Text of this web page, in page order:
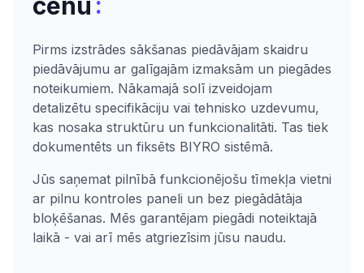
cenu
Pirms izstrādes sākšanas piedāvājam skaidru
piedāvājumu ar galīgajām izmaksām un piegādes
noteikumiem. Nākamajā solī izveidojam
detalizētu specifikāciju vai tehnisko uzdevumu,
kas nosaka struktūru un funkcionalitāti. Tas tiek
dokumentēts un fiksēts BIYRO sistēmā.
Jūs saņemat pilnībā funkcionējošu tīmekļa vietni
ar pilnu kontroles paneli un bez piegādātāja
bloķēšanas. Mēs garantējam piegādi noteiktajā
laikā - vai arī mēs atgriezīsim jūsu naudu.